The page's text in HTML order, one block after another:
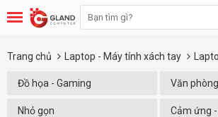
Trang chủ Laptop - Máy tính xách tay
Đồ họa - Gaming Văn phòng
Nhỏ gọn Cảm ứng